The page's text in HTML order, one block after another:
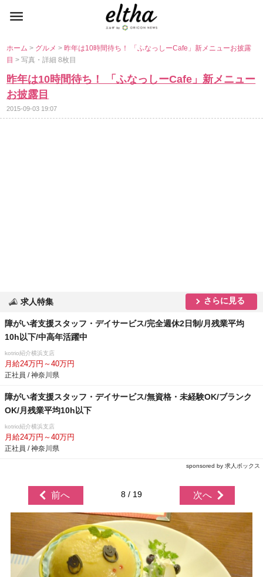
ホーム> グルメ> 昨年は10時間待ち！ 「ふなっしーCafe」新メニューお披露
目> 写真・詳細 8枚目
昨年は10時間待ち！ 「ふなっしーCafe」新メニュー
お披露目
2015-09-03 19:07
求人特集 さらに見る
障がい者支援スタッフ・デイサービス/完全週休2日制/月残業平均
10h以下/中高年活躍中
kotrio紹介横浜支店
月給24万円～40万円
正社員 / 神奈川県
障がい者支援スタッフ・デイサービス/無資格・未経験OK/ブランク
OK/月残業平均10h以下
kotrio紹介横浜支店
月給24万円～40万円
正社員 / 神奈川県
sponsored by 求人ボックス
前へ 8 / 19 次へ